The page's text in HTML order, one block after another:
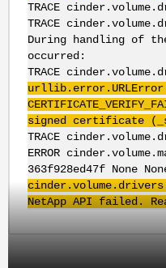
TRACE
TRACE
During handling of
occurred:
TRACE
signed certificate
TRACE
ERROR
363f928ed47f None
NetApp API failed.